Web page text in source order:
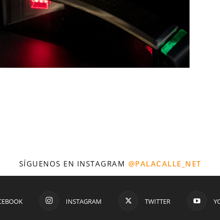
SÍGUENOS EN INSTAGRAM @PALACALLE_NET
INSTAGRAM TWITTER